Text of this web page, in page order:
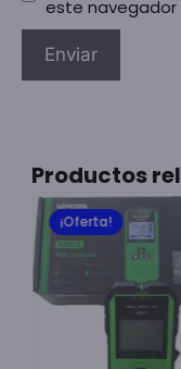
este navegador
Productos
¡Oferta!